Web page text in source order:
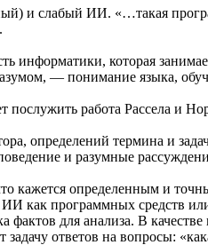
и слабый ИИ. «…такая
которая
— понимание языка,
работа Рассела и
определений термина и
и разумные
кажется определенным и
как программных средств
фактов для анализа. В
ответов на вопросы: